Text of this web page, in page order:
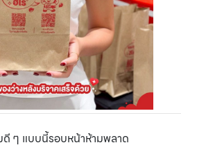
ๆ แบบนี้รอบหน้าห้ามพลาด